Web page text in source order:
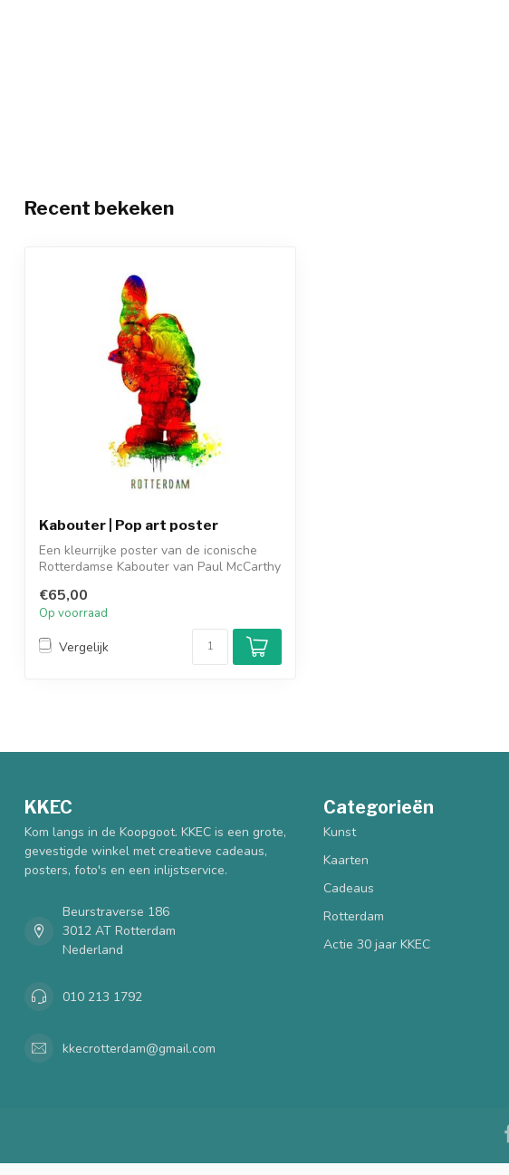
Recent bekeken
Kabouter | Pop art poster
Een kleurrijke poster van de iconische
Rotterdamse Kabouter van Paul McCarthy
€65,00
Op voorraad
Vergelijk
KKEC
Kom langs in de Koopgoot. KKEC is een grote,
gevestigde winkel met creatieve cadeaus,
posters, foto's en een inlijstservice.
Beurstraverse 186
3012 AT Rotterdam
Nederland
010 213 1792
kkecrotterdam@gmail.com
Categorieën
Kunst
Kaarten
Cadeaus
Rotterdam
Actie 30 jaar KKEC